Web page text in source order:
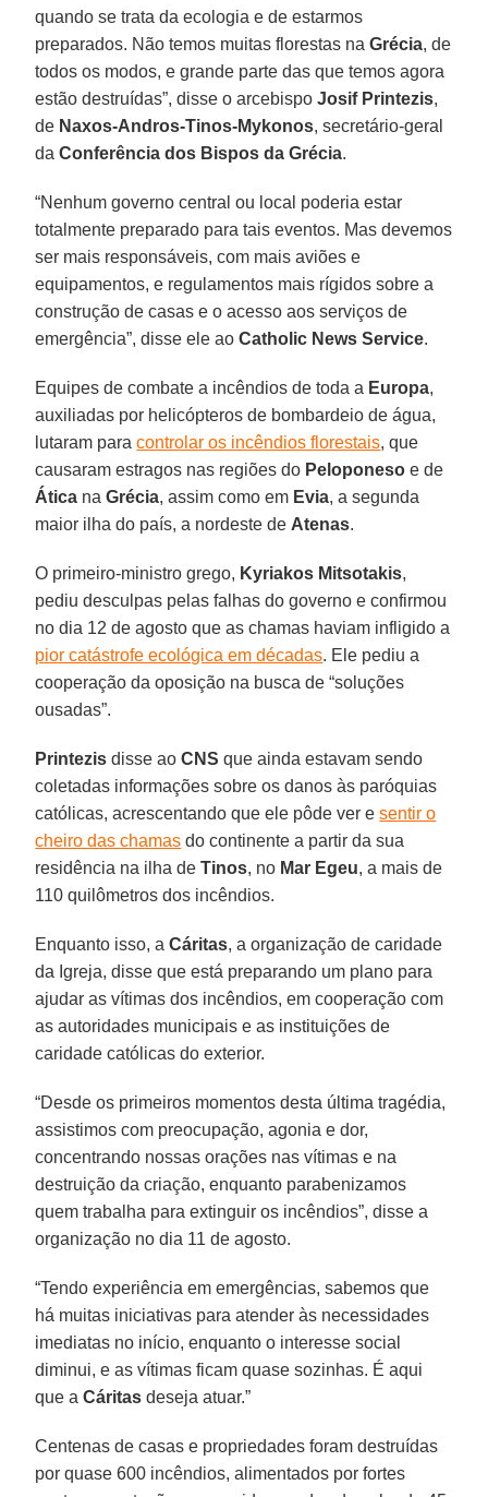
quando se trata da ecologia e de estarmos
preparados. Não temos muitas florestas naGrécia, de
todos os modos, e grande parte das que temos agora
estão destruídas”, disse o arcebispoJosif Printezis,
de Naxos-Andros-Tinos-Mykonos, secretário-geral
daConferência dos Bispos da Grécia.
“Nenhum governo central ou local poderia estar
totalmente preparado para tais eventos. Mas devemos
ser mais responsáveis, com mais aviões e
equipamentos, e regulamentos mais rígidos sobre a
construção de casas e o acesso aos serviços de
emergência”, disse ele aoCatholic News Service.
Equipes de combate a incêndios de toda a Europa,
auxiliadas por helicópteros de bombardeio de água,
lutaram paracontrolar os incêndios florestais, que
causaram estragos nas regiões do Peloponeso e de
Ática naGrécia, assim como em Evia, a segunda
maior ilha do país, a nordeste de Atenas.
O primeiro-ministro grego, Kyriakos Mitsotakis,
pediu desculpas pelas falhas do governo e confirmou
no dia 12 de agosto que as chamas haviam infligido a
pior catástrofe ecológica em décadas. Ele pediu a
cooperação da oposição na busca de “soluções
ousadas”.
Printezis disse aoCNS que ainda estavam sendo
coletadas informações sobre os danos às paróquias
católicas, acrescentando que ele pôde ver esentir o
cheiro das chamas do continente a partir da sua
residência na ilha deTinos, no Mar Egeu, a mais de
110 quilômetros dos incêndios.
Enquanto isso, aCáritas, a organização de caridade
da Igreja, disse que está preparando um plano para
ajudar as vítimas dos incêndios, em cooperação com
as autoridades municipais e as instituições de
caridade católicas do exterior.
“Desde os primeiros momentos desta última tragédia,
assistimos com preocupação, agonia e dor,
concentrando nossas orações nas vítimas e na
destruição da criação, enquanto parabenizamos
quem trabalha para extinguir os incêndios”, disse a
organização no dia 11 de agosto.
“Tendo experiência em emergências, sabemos que
há muitas iniciativas para atender às necessidades
imediatas no início, enquanto o interesse social
diminui, e as vítimas ficam quase sozinhas. É aqui
que aCáritas deseja atuar.”
Centenas de casas e propriedades foram destruídas
por quase 600 incêndios, alimentados por fortes